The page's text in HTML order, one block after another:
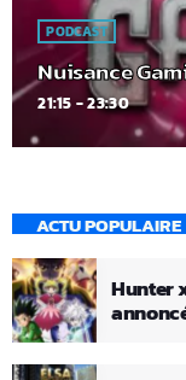
PODCAST
Nuisance
21:15 - 23:30
ACTU POPULAIRE
Hunter